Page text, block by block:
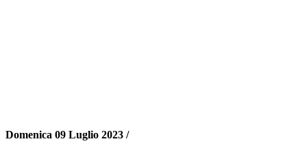
Domenica 09 Luglio 2023 /